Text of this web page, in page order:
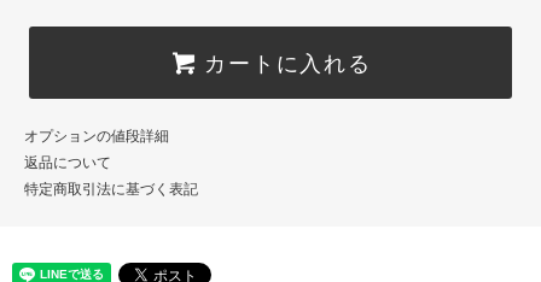
カートに入れる
オプションの値段詳細
返品について
特定商取引法に基づく表記